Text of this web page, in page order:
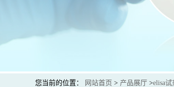
您当前的位置： 网站首页 > 产品展厅 >elisa